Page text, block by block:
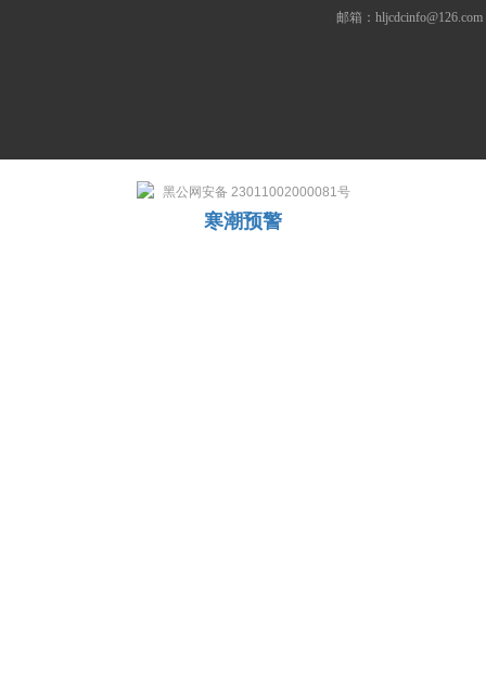
邮箱：hljcdcinfo@126.com
黑公网安备 23011002000081号
寒潮预警